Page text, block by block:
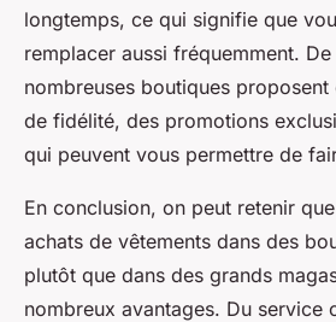
longtemps, ce qui signifie que
remplacer aussi fréquemment.
nombreuses boutiques
de fidélité, des promotions
qui peuvent vous permettre de
En conclusion, on peut retenir
achats de vêtements dans des
plutôt que dans des grands
nombreux avantages. Du service